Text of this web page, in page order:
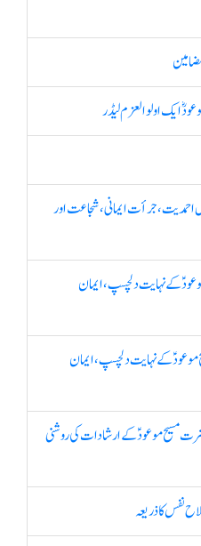
قبول احمدیت، جرأت ایمانی ، شجاعت اور
موعودؑکے نہایت دلچسپ، ایمان
مسیح موعودؑکے نہایت دلچسپ، ایمان
حضرت مسیح موعودؑ کے ارشادات کی روشنی